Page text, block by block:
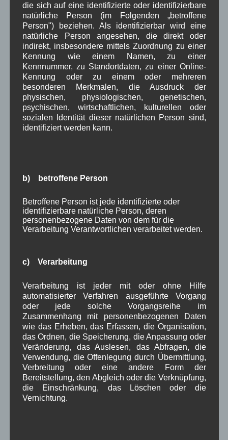
Frage gestellt werden. Wir müssen zuerst
unseren Ort rausputzen. Die Kommune ist als
erstes für dieDaseinsvorsorgeihrer Bürger
zuständig, „heilklimatischer Kurort“ ist dann der
zweite Schritt. GR Baur gab die Frage an den
Kämmerer weiter. Kämmerer Hans Zahler: Wie
sollen wir das den Bürgern beibringen, dort
20.000 und dann 30.000 Euro auszugeben.
2. Bgm. Schwaiger: Wenn kein Geld da ist, kann
man auch keines ausgeben.
Bürgerversammlung
erlaubt sind.
TOP5:
Landwirtschaftliche Selbstvermarktung: Dieser
Tagesordnungspunkt wurde wie eingangs erwähnt
Verschiedenes:
Kooperationsprojekt Forstwege:
Bgm. Zahler erklärte, dass Projekte anstünden und
hierzu die Förderanträge laufen würden.
Spende Wasserwacht:
Bgm. Zahler sprach den Zeitungsartikel im GAP-
Tagblatt an, in dem über die Hauptversammlung
der Wasserwacht Krün-Wallgau berichtet wurde. Es
wurde bemängelt, dass die jährliche (freiwillige)
Spende der Gemeinde Wallgau für das Jahr 2016
noch ausstünde. Hier stellte er klar, dass die €
350,- am 12. September 2016 überwiesen wurden.
die sich auf eine identifizierte oder identifizierbare
natürliche Person (im Folgenden „betroffene
Person") beziehen. Als identifizierbar wird eine
natürliche Person angesehen, die direkt oder
indirekt, insbesondere mittels Zuordnung zu einer
Kennung wie einem Namen, zu einer
Kennnummer, zu Standortdaten, zu einer Online-
Kennung oder zu einem oder mehreren
besonderen Merkmalen, die Ausdruck der
physischen, physiologischen, genetischen,
psychischen, wirtschaftlichen, kulturellen oder
sozialen Identität dieser natürlichen Person sind,
identifiziert werden kann.
b) betroffene Person
Betroffene Person ist jede identifizierte oder
identifizierbare natürliche Person, deren
personenbezogene Daten von dem für die
Verarbeitung Verantwortlichen verarbeitet werden.
c) Verarbeitung
Verarbeitung ist jeder mit oder ohne Hilfe
automatisierter Verfahren ausgeführte Vorgang
oder jede solche Vorgangsreihe im
Zusammenhang mit personenbezogenen Daten
wie das Erheben, das Erfassen, die Organisation,
das Ordnen, die Speicherung, die Anpassung oder
Veränderung, das Auslesen, das Abfragen, die
Verwendung, die Offenlegung durch Übermittlung,
Verbreitung oder eine andere Form der
Bereitstellung, den Abgleich oder die Verknüpfung,
die Einschränkung, das Löschen oder die
Vernichtung.